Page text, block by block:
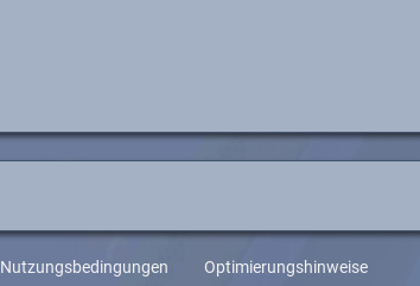
Nutzungsbedingungen Optimierungshinweise